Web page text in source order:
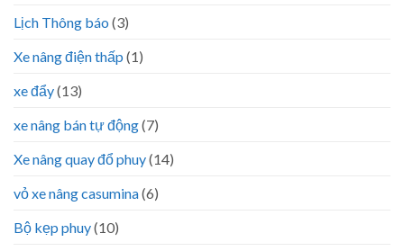
Lịch Thông báo (3)
Xe nâng điện thấp (1)
xe đẩy(13)
xe nâng bán tự động(7)
Xe nâng quay đổ phuy(14)
vỏ xe nâng casumina(6)
Bộ kẹp phuy(10)